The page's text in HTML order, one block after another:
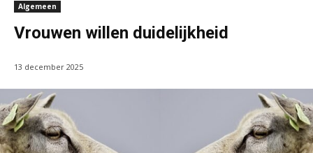
Algemeen
Vrouwen willen duidelijkheid
13 december 2025